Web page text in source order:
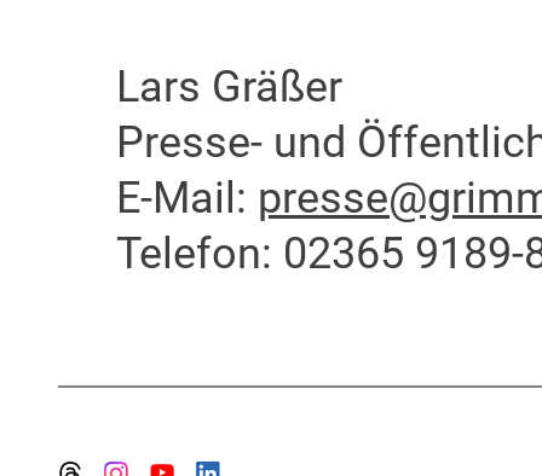
Lars Gräßer
Presse- und
E-Mail:
Telefon: 02365 9189-